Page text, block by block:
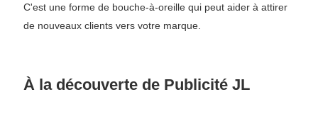
C'est une forme de bouche-à-oreille qui peut aider à attirer
de nouveaux clients vers votre marque.
À la découverte de Publicité JL